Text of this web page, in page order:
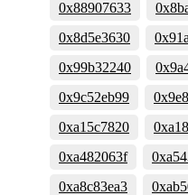
0x88907633
0x8d5e3630
0x99b32240
0x9c52eb99
0xa15c7820
0xa482063f
0xa8c83ea3